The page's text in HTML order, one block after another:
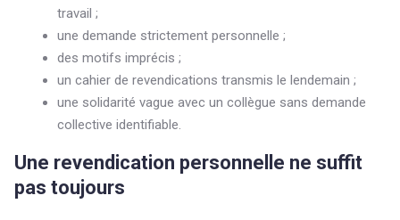
travail ;
une demande strictement personnelle ;
des motifs imprécis ;
un cahier de revendications transmis le lendemain ;
une solidarité vague avec un collègue sans demande
collective identifiable.
Une revendication personnelle ne suffit
pas toujours